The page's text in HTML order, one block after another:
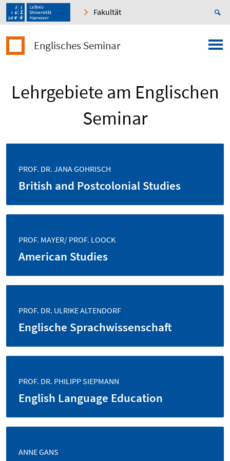
Fakultät
Englisches Seminar
Lehrgebiete am Englischen
Seminar
PROF. DR. JANA GOHRISCH
British and Postcolonial Studies
PROF. MAYER/ PROF. LOOCK
American Studies
PROF. DR. ULRIKE ALTENDORF
Englische Sprachwissenschaft
PROF. DR. PHILIPP SIEPMANN
English Language Education
ANNE GANS